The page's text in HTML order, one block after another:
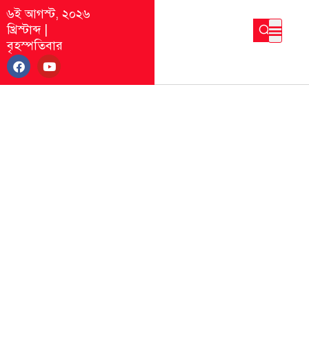
৬ই আগস্ট, ২০২৬
খ্রিস্টাব্দ|
বৃহস্পতিবার